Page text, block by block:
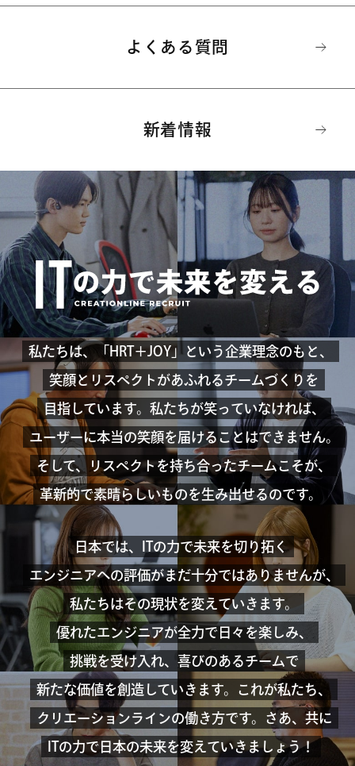
よくある質問
新着情報
私たちは、「HRT＋JOY」という企業理念のもと、
笑顔とリスペクトがあふれるチームづくりを
目指しています。 私たちが笑っていなければ、
ユーザーに本当の笑顔を届けることはできません。
そして、リスペクトを持ち合ったチームこそが、
革新的で素晴らしいものを生み出せるのです。
日本では、ITの力で未来を切り拓く
エンジニアへの評価がまだ十分ではありませんが、
私たちはその現状を変えていきます。
優れたエンジニアが全力で日々を楽しみ、
挑戦を受け入れ、喜びのあるチームで
新たな価値を創造していきます。 これが私たち、
クリエーションラインの働き方です。 さあ、共に
ITの力で日本の未来を変えていきましょう！